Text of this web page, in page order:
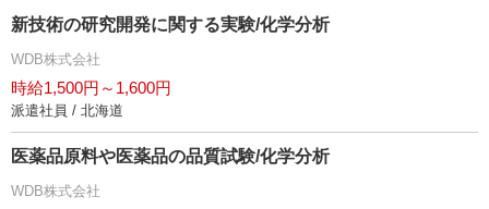
新技術の研究開発に関する実験/化学分析
WDB株式会社
時給1,500円～1,600円
派遣社員 / 北海道
医薬品原料や医薬品の品質試験/化学分析
WDB株式会社